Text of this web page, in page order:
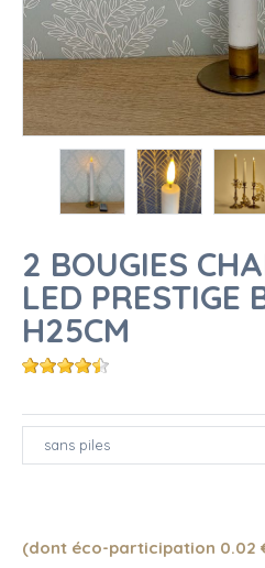
2 BOUGIES
LED PRESTIGE
H25CM
(dont éco-participation 0.02